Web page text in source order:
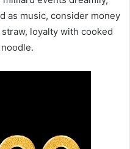
as music, consider money
loyalty with cooked